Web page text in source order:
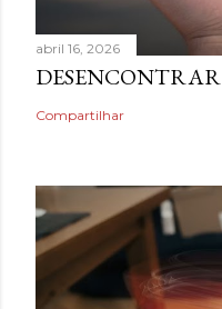
abril 16, 2026
DESENCONTRAR
Compartilhar